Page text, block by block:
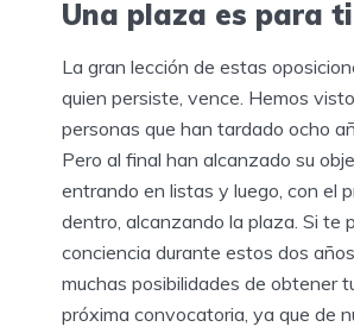
Una plaza es para ti
La gran lección de estas
quien persiste, vence. Hemos
personas que han tardado ocho
Pero al final han alcanzado su
entrando en listas y luego, con el
dentro, alcanzando la plaza. Si te
conciencia durante estos dos
muchas posibilidades de obtener
próxima convocatoria, ya que de